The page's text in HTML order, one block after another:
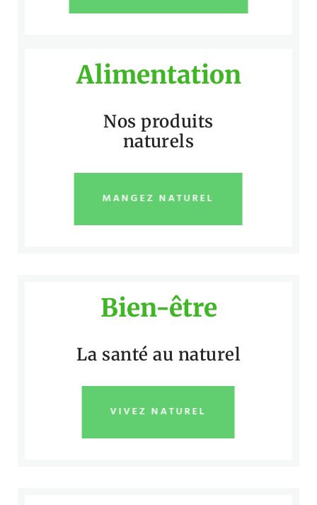
Alimentation
Nos produits
naturels
MANGEZ NATUREL
Bien-être
La santé au naturel
VIVEZ NATUREL